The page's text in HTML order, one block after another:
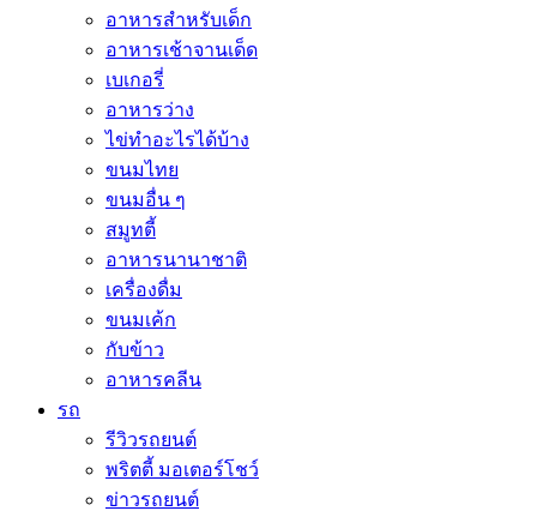
อาหารสำหรับเด็ก
อาหารเช้าจานเด็ด
เบเกอรี่
อาหารว่าง
ไข่ทำอะไรได้บ้าง
ขนมไทย
ขนมอื่น ๆ
สมูทตี้
อาหารนานาชาติ
เครื่องดื่ม
ขนมเค้ก
กับข้าว
อาหารคลีน
รถ
รีวิวรถยนต์
พริตตี้ มอเตอร์โชว์
ข่าวรถยนต์